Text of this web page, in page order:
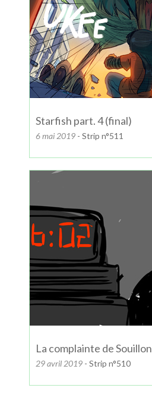
Starfish part. 4 (final)
6 mai 2019 - Strip n°511
La complainte de Souillon
29 avril 2019 - Strip n°510